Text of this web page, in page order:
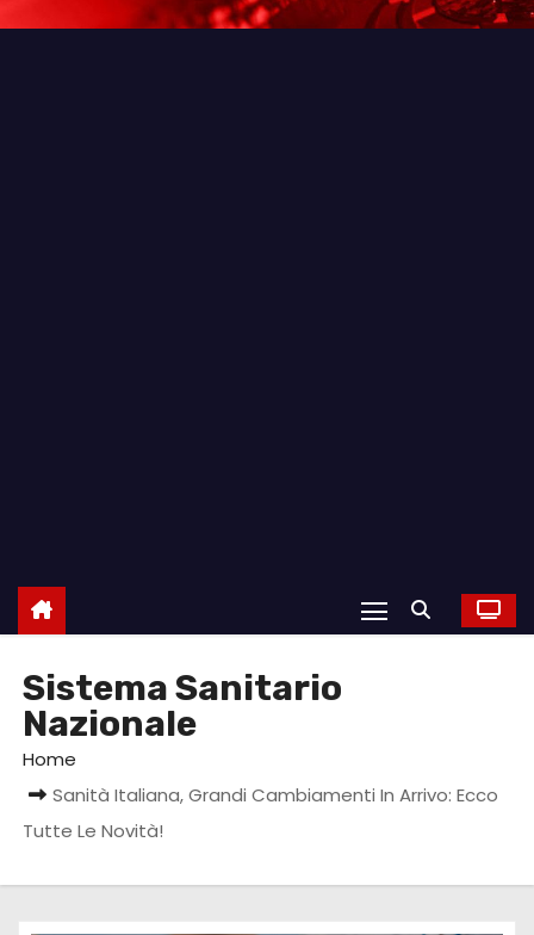
Sistema Sanitario
Nazionale
Home
Sanità Italiana, Grandi Cambiamenti In Arrivo: Ecco
Tutte Le Novità!